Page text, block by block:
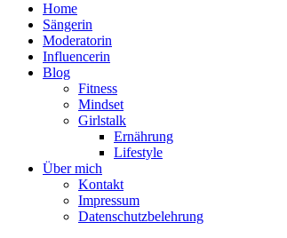
Home
Sängerin
Moderatorin
Influencerin
Blog
Fitness
Mindset
Girlstalk
Ernährung
Lifestyle
Über mich
Kontakt
Impressum
Datenschutzbelehrung